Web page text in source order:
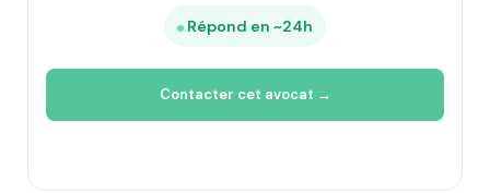
Répond en ~24h
Contacter cet avocat →